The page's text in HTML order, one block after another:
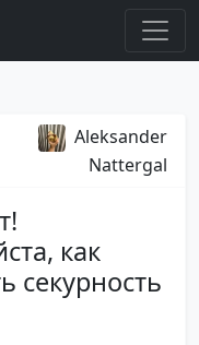
Aleksander
Nattergal
как
секурность